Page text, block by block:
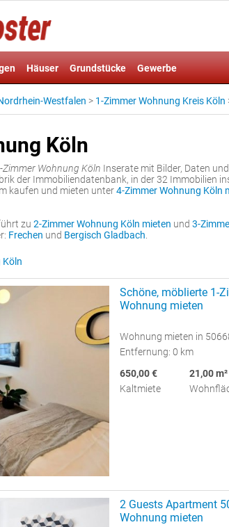
Häuser Grundstücke Gewerbe
Westfalen > 1-Zimmer Wohnung Kreis Köln
Köln
Zimmer Wohnung Köln Inserate mit Bilder, Daten
der Immobiliendatenbank, in der 32 Immobilien
kaufen und mieten unter4-Zimmer Wohnung Köln
zu 2-Zimmer Wohnung Köln mieten und 3-
Frechen und Bergisch Gladbach
Köln
Schöne, möblierte 1-
Wohnung mieten
Wohnung mieten in
Entfernung: 0 km
650,00 €
Kaltmiete
21,00 m²
2 Guests Apartment
Wohnung mieten